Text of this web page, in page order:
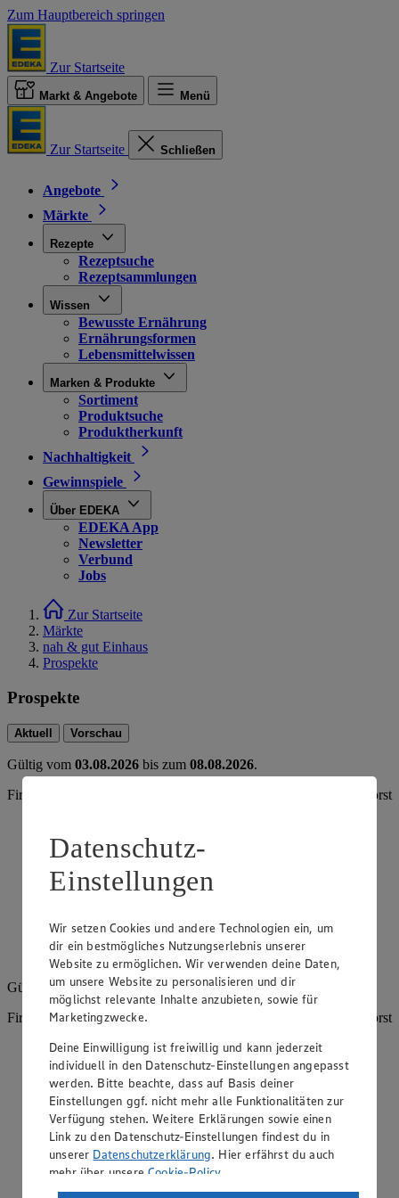
Zum Hauptbereich springen
Zur Startseite
Markt & Angebote Menü
Zur Startseite Schließen
Angebote
Märkte
Rezepte
Rezeptsuche
Rezeptsammlungen
Wissen
Bewusste Ernährung
Ernährungsformen
Lebensmittelwissen
Marken & Produkte
Sortiment
Produktsuche
Produktherkunft
Nachhaltigkeit
Gewinnspiele
Über EDEKA
EDEKA App
Newsletter
Verbund
Jobs
Zur Startseite
Märkte
nah & gut Einhaus
Prospekte
Prospekte
Aktuell Vorschau
Gültig vom 03.08.2026 bis zum 08.08.2026.
Firma: Dennis Einhaus e.K., Vehrter Landstr. 24, 49134 Wallenhorst
Angebote der Woche im Prospekt
ansehen
Siehe dir die Angebote der Woche deines Marktes im
Prospekt 8012700 im BrowserAnsehen
Gültig vom10.08.2026bis zum15.08.2026
Firma: Dennis Einhaus e.K., Vehrter Landstr. 24, 49134 Wallenhorst
Angebote der Woche im Prospekt
ansehen
Siehe dir die Angebote der Woche deines Marktes im
digitalen Blätterkatalog an.
Prospekt 8012700 im Browser Ansehen
Datenschutz-
Einstellungen
Wir setzen Cookies und andere Technologien ein, um
dir ein bestmögliches Nutzungserlebnis unserer
Website zu ermöglichen. Wir verwenden deine Daten,
um unsere Website zu personalisieren und dir
möglichst relevante Inhalte anzubieten, sowie für
Marketingzwecke.
Deine Einwilligung ist freiwillig und kann jederzeit
individuell in den Datenschutz-Einstellungen angepasst
werden. Bitte beachte, dass auf Basis deiner
Einstellungen ggf. nicht mehr alle Funktionalitäten zur
Verfügung stehen. Weitere Erklärungen sowie einen
Link zu den Datenschutz-Einstellungen findest du in
unserer Datenschutzerklärung. Hier erfährst du auch
mehr über unsereCookie-Policy.